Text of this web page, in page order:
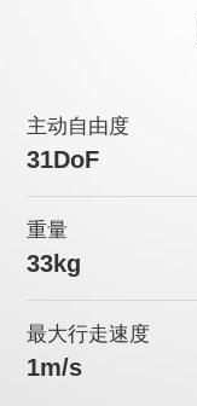
主动自由度
31DoF
重量
33kg
最大行走速度
1m/s